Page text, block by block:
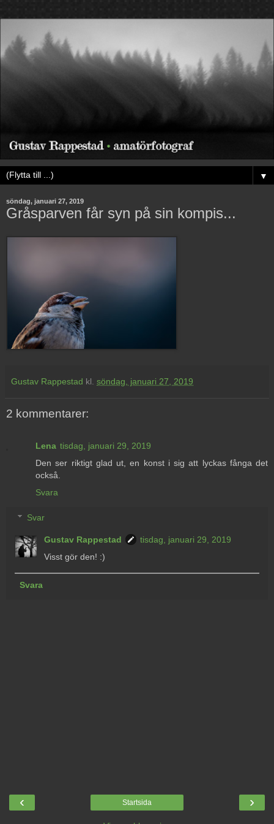
▼
söndag, januari 27, 2019
Gråsparven får syn på sin kompis...
Gustav Rappestad kl. söndag, januari 27, 2019
2 kommentarer:
Lena tisdag, januari 29, 2019
Den ser riktigt glad ut, en konst i sig att lyckas fånga det
också.
Svara
Svar
Gustav Rappestad
tisdag, januari 29, 2019
Visst gör den! :)
Svara
‹ ›
Startsida